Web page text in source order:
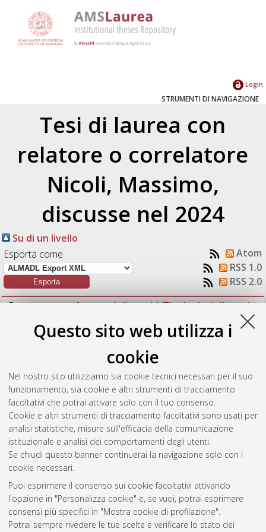
Questo sito web utilizza i
cookie
Nel nostro sito utilizziamo sia cookie tecnici necessari per il suo
funzionamento, sia cookie e altri strumenti di tracciamento
facoltativi che potrai attivare solo con il tuo consenso.
Cookie e altri strumenti di tracciamento facoltativi sono usati per
analisi statistiche, misure sull'efficacia della comunicazione
istituzionale e analisi dei comportamenti degli utenti.
Se chiudi questo banner continuerai la navigazione solo con i
cookie necessari.
Puoi esprimere il consenso sui cookie facoltativi attivando
l'opzione in "Personalizza cookie" e, se vuoi, potrai esprimere
consensi più specifici in "Mostra cookie di profilazione".
Potrai sempre rivedere le tue scelte e verificare lo stato dei
Login
STRUMENTI DI NAVIGAZIONE
Tesi di laurea con
relatore o correlatore
Nicoli, Massimo,
discusse nel 2024
Su di un livello
Esporta come
Atom
RSS 1.0
RSS 2.0
Raggruppa per:Autore della tesi|Tipologia della tesi|
calore termodinamico per impianti VMC e valutazione delle sue
prestazioni energetiche stagionali.[Laurea magistrale],
Università di Bologna, Corso di Studio inIngegneria energetica
[LM-DM270], Documento full-text non disponibile
Questa lista e' stata generata ilFri Aug 7 13:08:58 2026 CEST
Atom
Rss 1.0
Rss 2.0